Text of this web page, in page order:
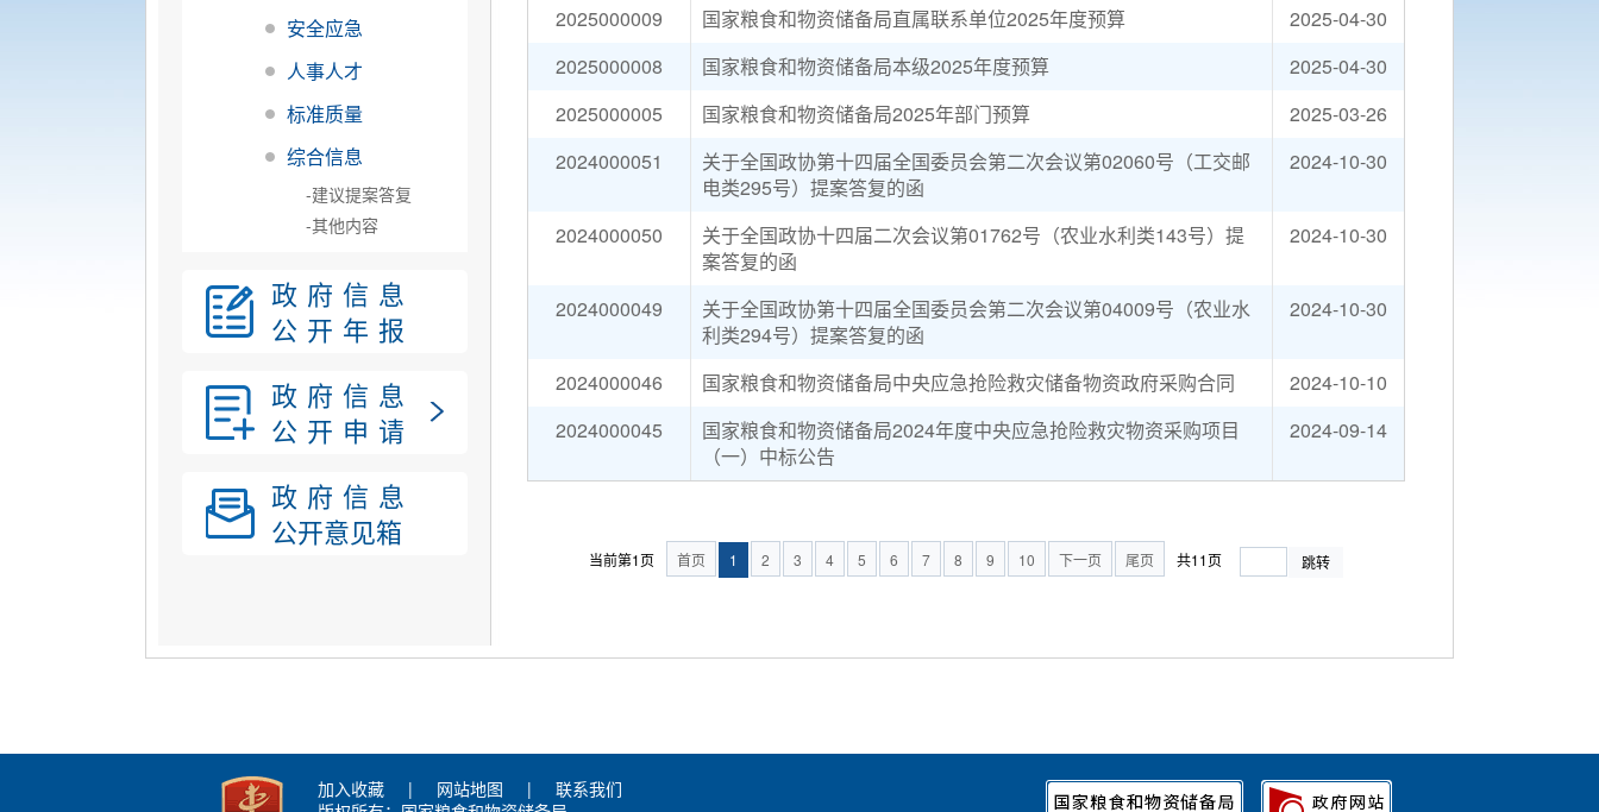
安全应急
人事人才
标准质量
综合信息
-建议提案答复
-其他内容
政府信息
公开年报
政府信息
公开申请
政府信息
公开意见箱
2025000009
国家粮食和物资储备局直属联系单位2025年度预算
2025-04-30
2025000008
国家粮食和物资储备局本级2025年度预算
2025-04-30
2025000005
国家粮食和物资储备局2025年部门预算
2025-03-26
2024000051
关于全国政协第十四届全国委员会第二次会议第02060号（工交邮
电类295号）提案答复的函
2024-10-30
2024000050
关于全国政协十四届二次会议第01762号（农业水利类143号）提
案答复的函
2024-10-30
2024000049
关于全国政协第十四届全国委员会第二次会议第04009号（农业水
利类294号）提案答复的函
2024-10-30
2024000046 国家粮食和物资储备局中央应急抢险救灾储备物资政府采购合同
2024-10-10
2024000045
国家粮食和物资储备局2024年度中央应急抢险救灾物资采购项目
（一）中标公告
2024-09-14
当前第1页 首页 1 2 3 4 5 6 7 8 9 10 下一页 尾页 共11页 跳转
加入收藏 | 网站地图 |
联系我们